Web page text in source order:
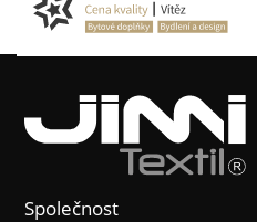
Společnost